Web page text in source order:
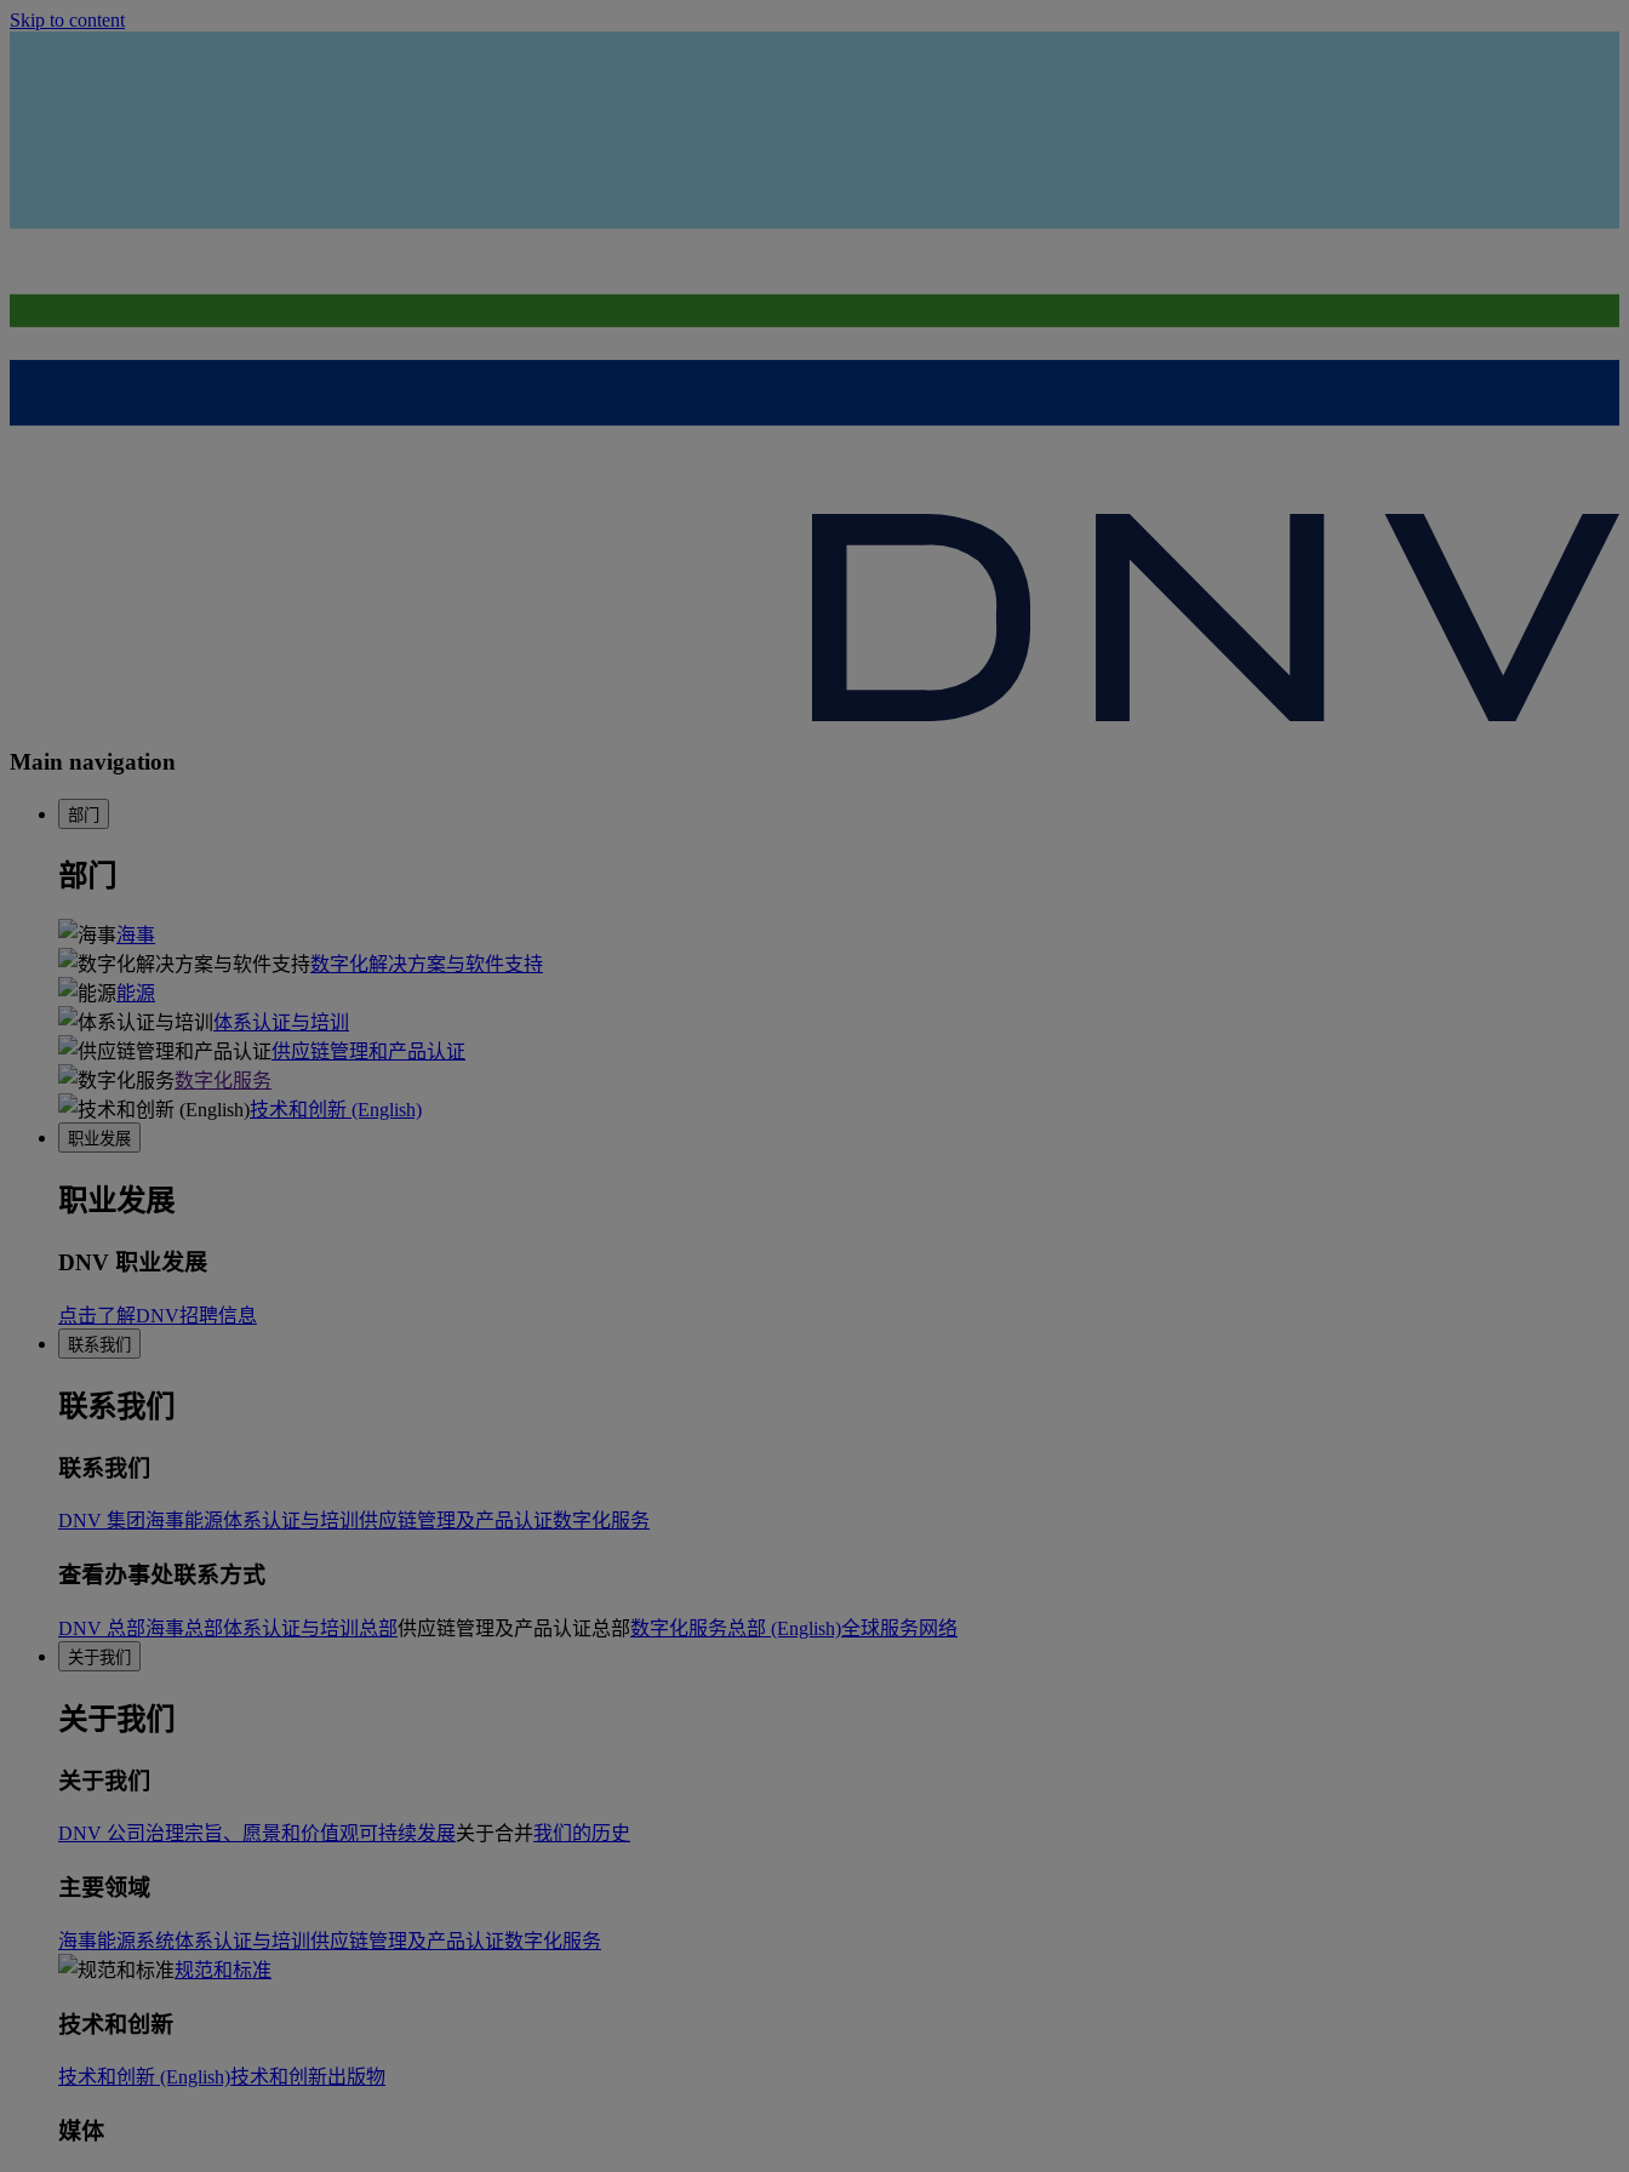
Skip to content
Main navigation
部门
部门
海事
数字化解决方案与软件支持
能源
体系认证与培训
供应链管理和产品认证
数字化服务
技术和创新 (English)
职业发展
职业发展
DNV 职业发展
点击了解DNV招聘信息
联系我们
联系我们
联系我们
DNV 集团 海事能源体系认证与培训 供应链管理及产品认证数字化服务
查看办事处联系方式
DNV 总部海事总部体系认证与培训总部供应链管理及产品认证总部数字化服务总部 (English)全球服务网络
关于我们
关于我们
关于我们
DNV 公司治理宗旨、愿景和价值观可持续发展关于合并我们的历史
主要领域
海事能源系统体系认证与培训 供应链管理及产品认证数字化服务
规范和标准
技术和创新
技术和创新 (English)技术和创新出版物
媒体